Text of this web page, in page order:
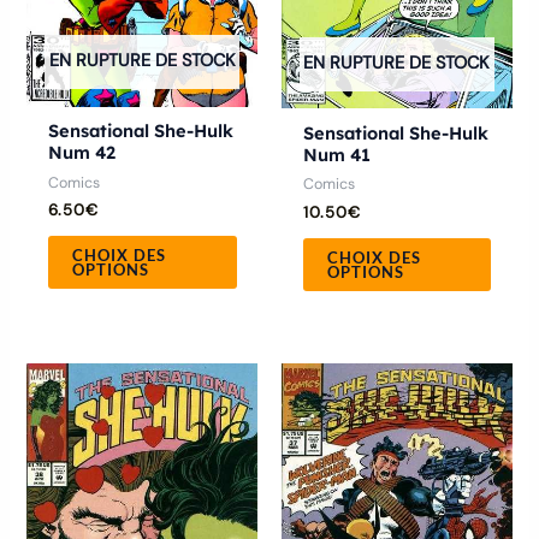
EN RUPTURE DE STOCK
Sensational She-Hulk
Num 42
Comics
6.50€
CHOIX DES
OPTIONS
être
choisies
sur
EN RUPTURE DE STOCK
Sensational She-Hulk
Num 41
Comics
10.50€
CHOIX DES
OPTIONS
sur
Ce
produit
a
plusieurs
variations.
Ce
a